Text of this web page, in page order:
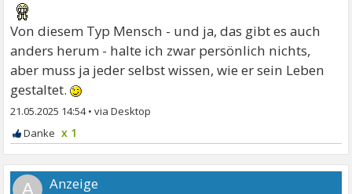
Von diesem Typ Mensch - und ja, das gibt es auch
anders herum - halte ich zwar persönlich nichts,
aber muss ja jeder selbst wissen, wie er sein Leben
gestaltet.
21.05.2025 14:54•
x 1
A